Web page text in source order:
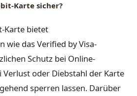
Karte sicher?
Karte bietet
wie das Verified by Visa-
Schutz bei Online-
Verlust oder Diebstahl der Karte
sperren lassen. Darüber